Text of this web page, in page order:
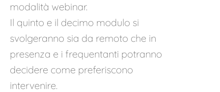
modalità webinar.
Il quinto e il decimo modulo si
svolgeranno sia da remoto che in
presenza e i frequentanti potranno
decidere come preferiscono
intervenire.